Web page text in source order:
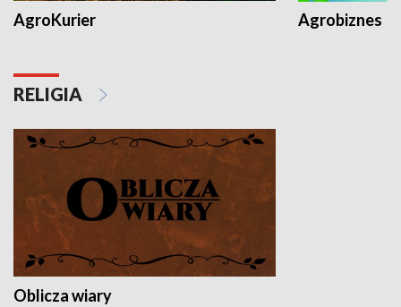
AgroKurier Agrobiznes
RELIGIA
Oblicza wiary